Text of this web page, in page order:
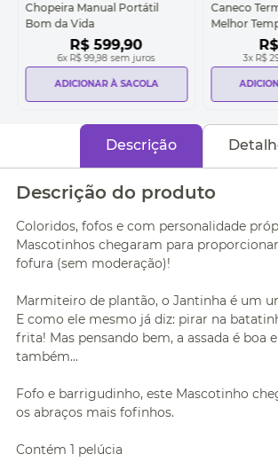
Chopeira Manual Portátil
Bom da Vida
R$ 599,90
6x R$ 99,98 sem juros
ADICIONAR À SACOLA
Caneco
Melhor
R$
3x R$
Descrição
Descrição do produto
Coloridos, fofos e com personalidade
Mascotinhos chegaram para
fofura (sem moderação)!
Marmiteiro de plantão, o Jantinha é um
E como ele mesmo já diz: pirar na
frita! Mas pensando bem, a assada é boa
também...
Fofo e barrigudinho, este Mascotinho
os abraços mais fofinhos.
Contém 1 pelúcia